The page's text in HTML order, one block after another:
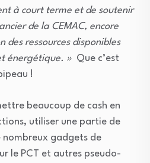
à court terme et de soutenir
de la CEMAC, encore
ressources disponibles
énergétique. » Que c’est
!
beaucoup de cash en
utiliser une partie de
nombreux gadgets de
le PCT et autres pseudo-